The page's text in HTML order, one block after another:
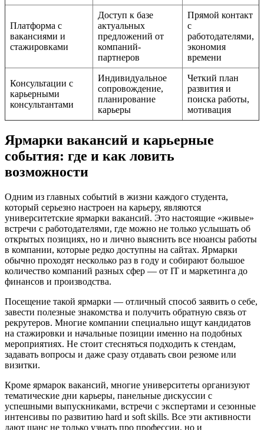
Платформа с
вакансиями и
стажировками
Доступ к базе
актуальных
предложений от
компаний-
партнеров
Прямой контакт
с
работодателями,
экономия
времени
Консультации с
карьерными
консультантами
Индивидуальное
сопровождение,
планирование
карьеры
Четкий план
развития и
поиска работы,
мотивация
Ярмарки вакансий и карьерные
события: где и как ловить
возможности
Одним из главных событий в жизни каждого студента,
который серьезно настроен на карьеру, являются
университетские ярмарки вакансий. Это настоящие «живые»
встречи с работодателями, где можно не только услышать об
открытых позициях, но и лично выяснить все нюансы работы
в компании, которые редко доступны на сайтах. Ярмарки
обычно проходят несколько раз в году и собирают большое
количество компаний разных сфер — от IT и маркетинга до
финансов и производства.
Посещение такой ярмарки — отличный способ заявить о себе,
завести полезные знакомства и получить обратную связь от
рекрутеров. Многие компании специально ищут кандидатов
на стажировки и начальные позиции именно на подобных
мероприятиях. Не стоит стесняться подходить к стендам,
задавать вопросы и даже сразу отдавать свои резюме или
визитки.
Кроме ярмарок вакансий, многие университеты организуют
тематические дни карьеры, панельные дискуссии с
успешными выпускниками, встречи с экспертами и сезонные
интенсивы по развитию hard и soft skills. Все эти активности
дают шанс не только узнать про профессии, но и